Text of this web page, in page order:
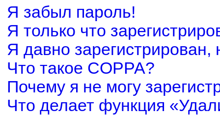
Я забыл пароль!
Я только что
Я давно
Что такое COPPA?
Почему я не могу
Что делает функция